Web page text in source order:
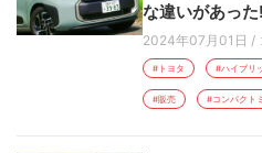
な違いがあっ
2024年07月01日 /
#トヨタ #ハイブリ
#販売 #コンパクト